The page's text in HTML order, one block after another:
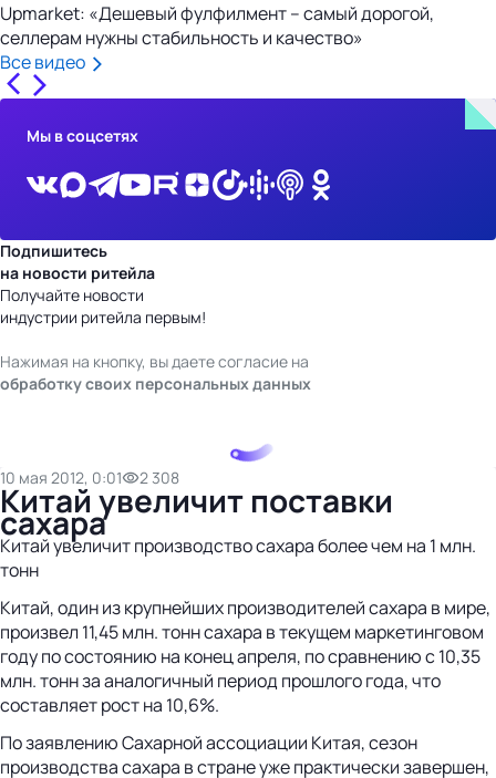
Upmarket: «Дешевый фулфилмент – самый дорогой,
селлерам нужны стабильность и качество»
Все видео
Мы в соцсетях
Подпишитесь
на новости ритейла
Получайте новости
индустрии ритейла первым!
Нажимая на кнопку, вы даете согласие на
обработку своих персональных данных
10 мая 2012, 0:01 2 308
Китай увеличит поставки
сахара
Китай увеличит производство сахара более чем на 1 млн.
тонн
Китай, один из крупнейших производителей сахара в мире,
произвел 11,45 млн. тонн сахара в текущем маркетинговом
году по состоянию на конец апреля, по сравнению с 10,35
млн. тонн за аналогичный период прошлого года, что
составляет рост на 10,6%.
По заявлению Сахарной ассоциации Китая, сезон
производства сахара в стране уже практически завершен,